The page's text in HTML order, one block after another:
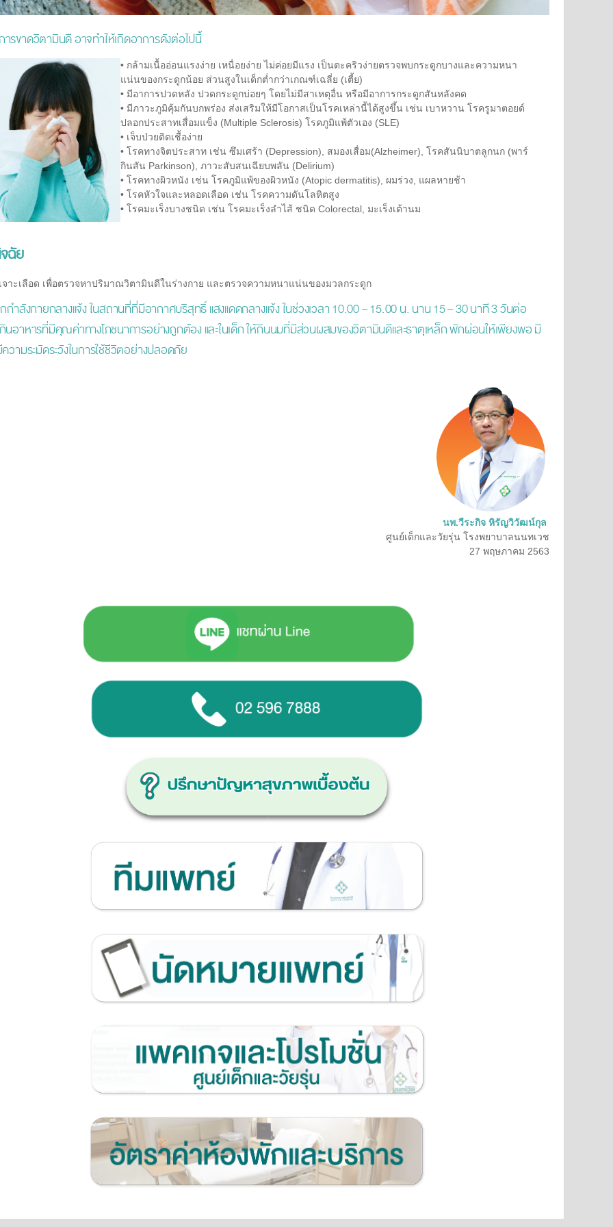
รขาดวิตามินดี อาจทำให้เกิดอาการดังต่อไปนี้
• กล้ามเนื้ออ่อนแรงง่าย เหนื่อยง่าย ไม่ค่อยมีแรง เป็นตะคริวง่ายตรวจพบกระดูกบางและความหนา
แน่นของกระดูกน้อย ส่วนสูงในเด็กต่ำกว่าเกณฑ์เฉลี่ย (เตี้ย)
• มีอาการปวดหลัง ปวดกระดูกบ่อยๆ โดยไม่มีสาเหตุอื่น หรือมีอาการกระดูกสันหลังคด
• มีภาวะภูมิคุ้มกันบกพร่อง ส่งเสริมให้มีโอกาสเป็นโรคเหล่านี้ได้สูงขึ้น เช่น เบาหวาน โรครูมาตอยด์
ปลอกประสาทเสื่อมแข็ง (Multiple Sclerosis) โรคภูมิแพ้ตัวเอง (SLE)
• เจ็บป่วยติดเชื้อง่าย
• โรคทางจิตประสาท เช่น ซึมเศร้า (Depression), สมองเสื่อม(Alzheimer), โรคสันนิบาตลูกนก (พาร์
กินสัน Parkinson), ภาวะสับสนเฉียบพลัน (Delirium)
• โรคทางผิวหนัง เช่น โรคภูมิแพ้ของผิวหนัง (Atopic dermatitis), ผมร่วง, แผลหายช้า
• โรคหัวใจและหลอดเลือด เช่น โรคความดันโลหิตสูง
• โรคมะเร็งบางชนิด เช่น โรคมะเร็งลำไส้ ชนิด Colorectal, มะเร็งเต้านม
ฉัย
จาะเลือด เพื่อตรวจหาปริมาณวิตามินดีในร่างกาย และตรวจความหนาแน่นของมวลกระดูก
กำลังกายกลางแจ้ง ในสถานที่ที่มีอากาศบริสุทธิ์ แสงแดดกลางแจ้ง ในช่วงเวลา 10.00 – 15.00 น. นาน 15 – 30 นาที 3 วันต่อ
อาหารที่มีคุณค่าทางโภชนาการอย่างถูกต้อง และในเด็ก ให้กินนมที่มีส่วนผสมของวิตามินดีและธาตุเหล็ก พักผ่อนให้เพียงพอ มี
วามระมัดระวังในการใช้ชีวิตอย่างปลอดภัย
นพ.วีระกิจ หิรัญวิวัฒน์กุล
ศูนย์เด็กและวัยรุ่น โรงพยาบาลนนทเวช
27 พฤษภาคม 2563